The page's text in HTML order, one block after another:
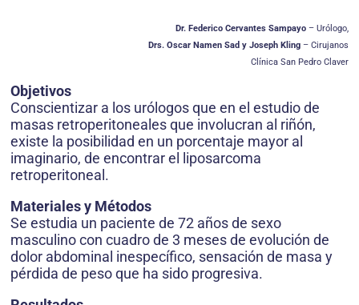
Dr. Federico Cervantes Sampayo – Urólogo,
Drs. Oscar Namen Sad y Joseph Kling – Cirujanos
Clínica San Pedro Claver
Objetivos
Conscientizar a los urólogos que en el estudio de
masas retroperitoneales que involucran al riñón,
existe la posibilidad en un porcentaje mayor al
imaginario, de encontrar el liposarcoma
retroperitoneal.
Materiales y Métodos
Se estudia un paciente de 72 años de sexo
masculino con cuadro de 3 meses de evolución de
dolor abdominal inespecífico, sensación de masa y
pérdida de peso que ha sido progresiva.